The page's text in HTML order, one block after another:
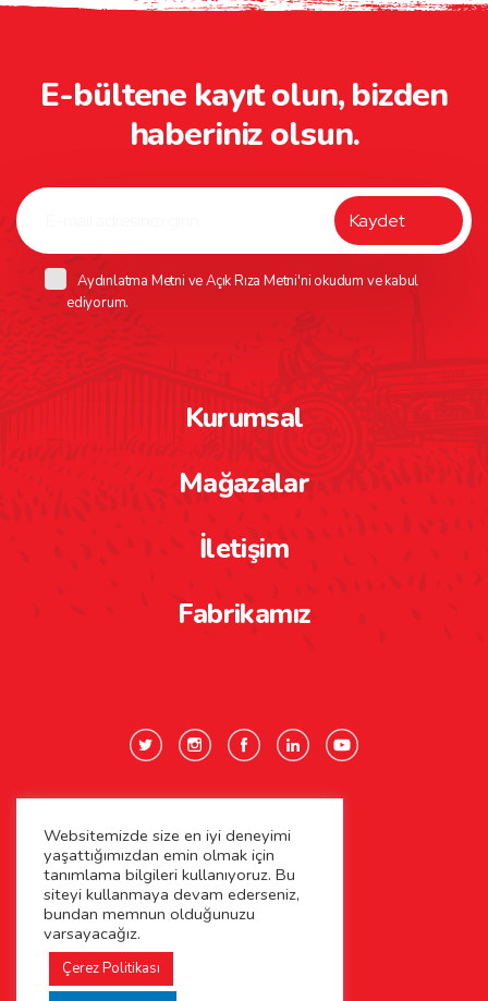
E-bültene kayıt olun, bizden
haberiniz olsun.
Aydınlatma Metni veAçık Rıza Metni'ni okudum ve kabul
ediyorum.
Kurumsal
Mağazalar
İletişim
Fabrikamız
Gizlilik Politikası
Çerez Politikası
Websitemizde size en iyi deneyimi
yaşattığımızdan emin olmak için
tanımlama bilgileri kullanıyoruz. Bu
siteyi kullanmaya devam ederseniz,
bundan memnun olduğunuzu
varsayacağız.
Çerez Politikası